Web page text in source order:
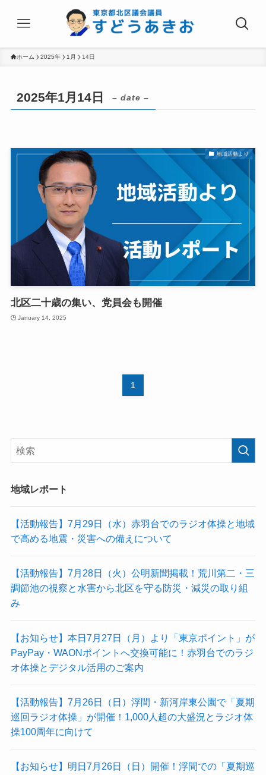
ホーム 2025年 1月 14日
2025年1月14日 – date –
地域活動より
北区二十歳の集い、党員会も開催
January 14, 2025
1
地域レポート
【活動報告】7月29日（水）赤羽台でのラジオ体操と地域
で高める地震・災害への備えについて
【活動報告】7月28日（火）公明新聞掲載！荒川第二・三
調節池の視察と水害から北区を守る防災・減災の取り組
み
【お知らせ】本日7月27日（月）より「東京ポイント」が
PayPay・WAONポイントへ交換可能に！赤羽台でのラジ
オ体操とデジタル活用のご案内
【活動報告】7月26日（日）浮間・新河岸東公園で「夏期
巡回ラジオ体操」が開催！1,000人超の大盛況とラジオ体
操100周年に向けて
【お知らせ】明日7月26日（日）開催！浮間での「夏期巡